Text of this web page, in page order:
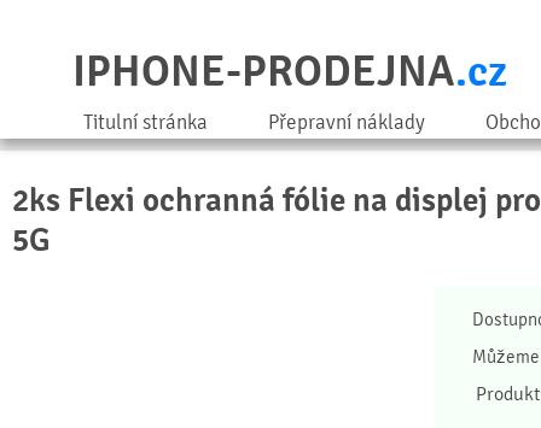
IPHONE-PRODEJNA.cz
Titulní stránka Přepravní náklady
2ks Flexi ochranná fólie na displej
5G